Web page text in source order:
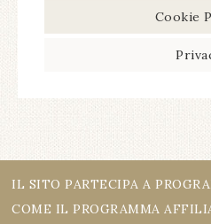
Cookie
IL SITO PARTECIPA A
COME IL PROGRAMMA